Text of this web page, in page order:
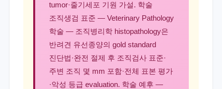
tumor·줄기세포 기원 가설. 학술
조직생검 표준 — Veterinary Pathology
학술 — 조직병리학 histopathology은
반려견 유선종양의 gold standard
진단법·완전 절제 후 조직검사 표준·
주변 조직 몇 mm 포함·전체 표본 평가
·악성 등급 evaluation. 학술 예후 —